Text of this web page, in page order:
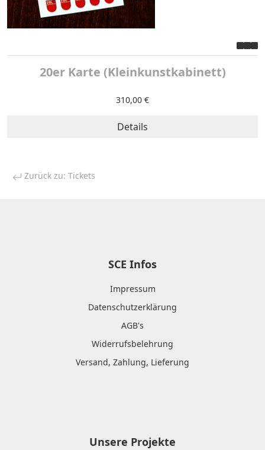
20er Karte (Kleinkunstkabinett)
310,00 €
Details
Zurück zu: Tickets
SCE Infos
Impressum
Datenschutzerklärung
AGB's
Widerrufsbelehrung
Versand, Zahlung, Lieferung
Unsere Projekte